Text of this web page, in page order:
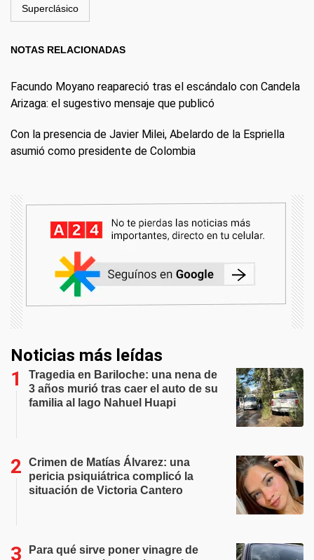
Superclásico
NOTAS RELACIONADAS
Facundo Moyano reapareció tras el escándalo con Candela
Arizaga: el sugestivo mensaje que publicó
Con la presencia de Javier Milei, Abelardo de la Espriella
asumió como presidente de Colombia
Noticias más leídas
Tragedia en Bariloche: una nena de
3 años murió tras caer el auto de su
familia al lago Nahuel Huapi
Crimen de Matías Álvarez: una
pericia psiquiátrica complicó la
situación de Victoria Cantero
Para qué sirve poner vinagre de